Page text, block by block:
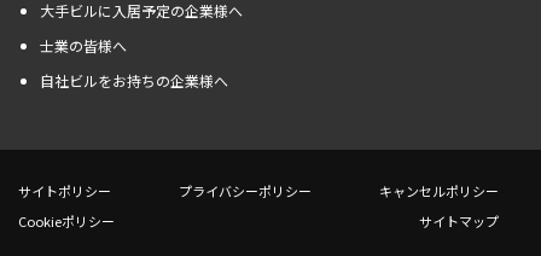
大手ビルに入居予定の企業様へ
士業の皆様へ
自社ビルをお持ちの企業様へ
サイトポリシー プライバシーポリシー
キャンセルポリシー
Cookieポリシー
サイトマップ